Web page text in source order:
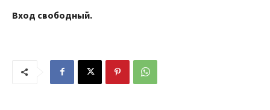
Вход свободный.